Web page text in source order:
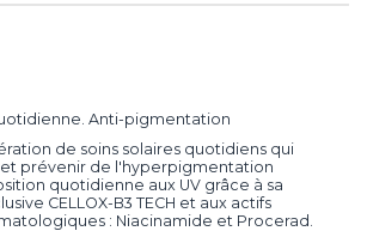
Anti-pigmentation
de soins solaires quotidiens qui
prévenir de l'hyperpigmentation
quotidienne aux UV grâce à sa
CELLOX-B3 TECH et aux actifs
: Niacinamide et Procerad.